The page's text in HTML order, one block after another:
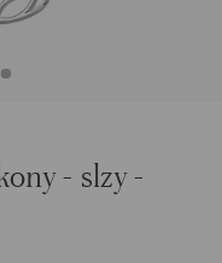
- slzy -